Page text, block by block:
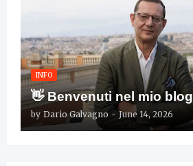
INFO
👋 Benvenuti nel mio blog
by Dario Galvagno - June 14, 2026